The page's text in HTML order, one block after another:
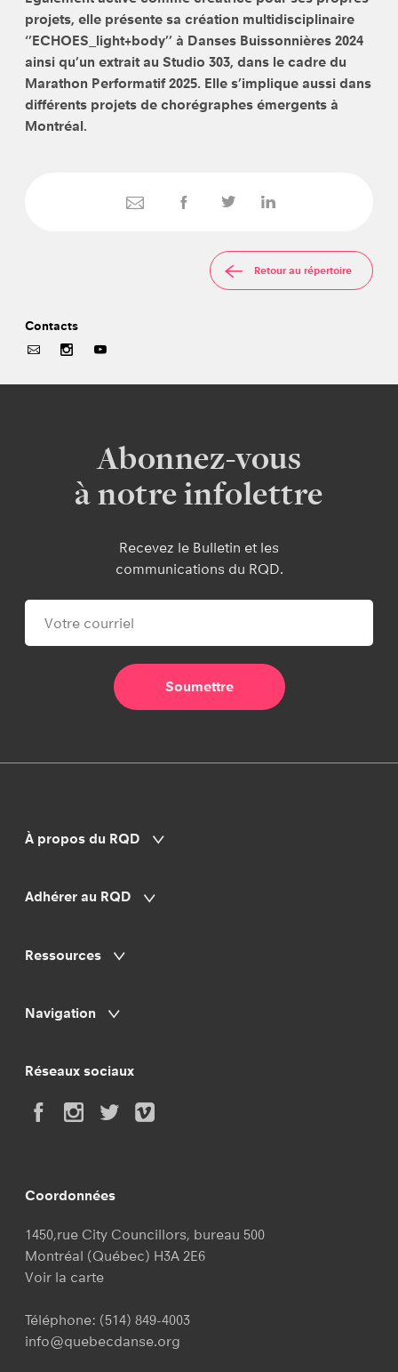
projets, elle présente sa création multidisciplinaire
‘’ECHOES_light+body’’ à Danses Buissonnières 2024
ainsi qu’un extrait au Studio 303, dans le cadre du
Marathon Performatif 2025. Elle s’implique aussi dans
différents projets de chorégraphes émergents à
Montréal.
Retour au répertoire
Contacts
Abonnez-vous
à notre infolettre
Recevez le Bulletin et les
communications du RQD.
À propos du RQD
Adhérer au RQD
Ressources
Navigation
Réseaux sociaux
Coordonnées
1450,rue City Councillors, bureau 500
Montréal (Québec) H3A 2E6
Voir la carte
Téléphone: (514) 849-4003
info@quebecdanse.org